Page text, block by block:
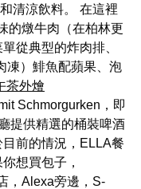
清涼飲料。 在這裡
的燉牛肉（在柏林更
從典型的炸肉排、
凍）鯡魚配蘋果、泡
茶外燴
Schmorgurken，即
提供精選的桶裝啤酒
前的情況，ELLA餐
想買包子，
，Alexa旁邊，S-